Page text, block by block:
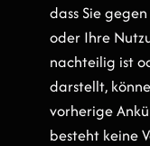
dass Sie
oder Ihre
nachteilig ist
darstellt,
vorherige
besteht keine